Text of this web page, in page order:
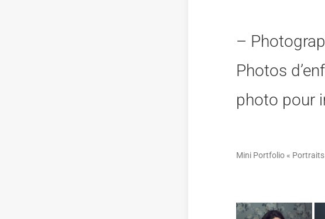
–
Photos
photo pour
Mini Portfolio «